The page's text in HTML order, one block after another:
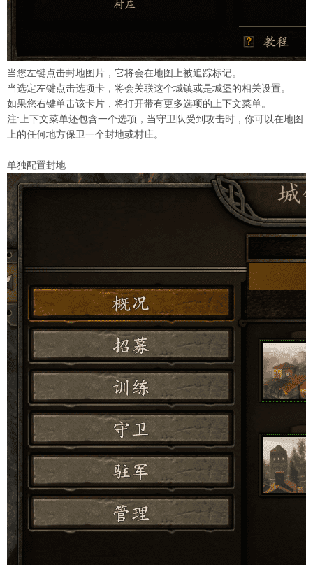
当您左键点击封地图片，它将会在地图上被追踪标记。
当选定左键点击选项卡，将会关联这个城镇或是城堡的相关设置。
如果您右键单击该卡片，将打开带有更多选项的上下文菜单。
注:上下文菜单还包含一个选项，当守卫队受到攻击时，你可以在地图
上的任何地方保卫一个封地或村庄。
单独配置封地